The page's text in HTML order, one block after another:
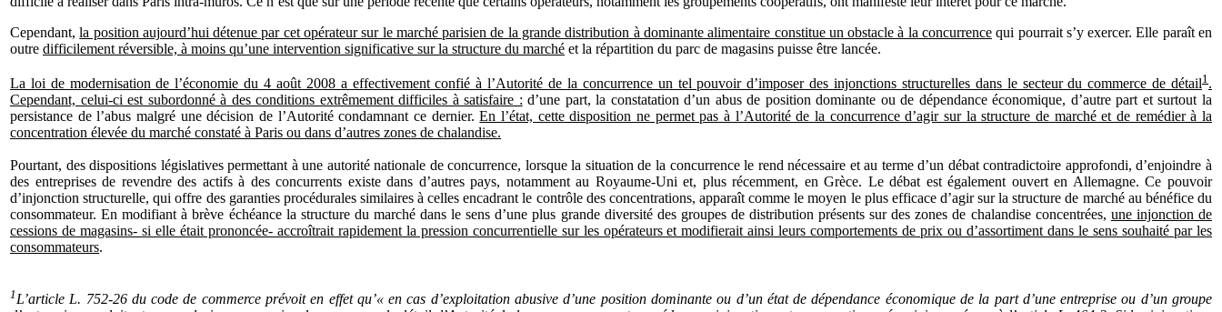
Cependant,la position aujourd’hui détenue par cet opérateur sur le marché parisien de la grande distribution à dominante alimentaire constitue un obstacle à la concurrencequi pourrait s’y exercer. Elle paraît en
outre difficilement réversible, à moins qu’une intervention significative sur la structure du marché et la répartition du parc de magasins puisse être lancée.
La loi de modernisation de l’économie du 4 août 2008 a effectivement confié à l’Autorité de la concurrence un tel pouvoir d’imposer des injonctions structurelles dans le secteur du commerce de détail1 .
Cependant, celui-ci est subordonné à des conditions extrêmement difficiles à satisfaire : d’une part, la constatation d’un abus de position dominante ou de dépendance économique, d’autre part et surtout la
persistance de l’abus malgré une décision de l’Autorité condamnant ce dernier.En l’état, cette disposition ne permet pas à l’Autorité de la concurrence d’agir sur la structure de marché et de remédier à la
concentration élevée du marché constaté à Paris ou dans d’autres zones de chalandise.
Pourtant, des dispositions législatives permettant à une autorité nationale de concurrence, lorsque la situation de la concurrence le rend nécessaire et au terme d’un débat contradictoire approfondi, d’enjoindre à
des entreprises de revendre des actifs à des concurrents existe dans d’autres pays, notamment au Royaume-Uni et, plus récemment, en Grèce. Le débat est également ouvert en Allemagne. Ce pouvoir
d’injonction structurelle, qui offre des garanties procédurales similaires à celles encadrant le contrôle des concentrations, apparaît comme le moyen le plus efficace d’agir sur la structure de marché au bénéfice du
consommateur. En modifiant à brève échéance la structure du marché dans le sens d’une plus grande diversité des groupes de distribution présents sur des zones de chalandise concentrées, une injonction de
cessions de magasins- si elle était prononcée- accroîtrait rapidement la pression concurrentielle sur les opérateurs et modifierait ainsi leurs comportements de prix ou d’assortiment dans le sens souhaité par les
consommateurs.
1 L’article L. 752-26 du code de commerce prévoit en effet qu’« en cas d’exploitation abusive d’une position dominante ou d’un état de dépendance économique de la part d’une entreprise ou d’un groupe